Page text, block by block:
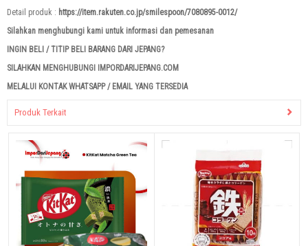
Detail produk : https://item.rakuten.co.jp/smilespoon/7080895-0012/
Silahkan menghubungi kami untuk informasi dan pemesanan
INGIN BELI / TITIP BELI BARANG DARI JEPANG?
SILAHKAN MENGHUBUNGI IMPORDARIJEPANG.COM
MELALUI KONTAK WHATSAPP / EMAIL YANG TERSEDIA
Produk Terkait